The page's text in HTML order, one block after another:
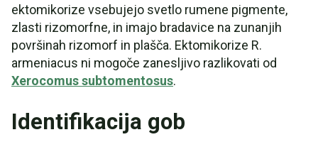
ektomikorize vsebujejo svetlo rumene pigmente,
zlasti rizomorfne, in imajo bradavice na zunanjih
površinah rizomorf in plašča. Ektomikorize R.
armeniacus ni mogoče zanesljivo razlikovati od
Xerocomus subtomentosus.
Identifikacija gob